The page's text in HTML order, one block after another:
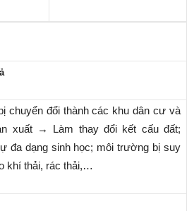
chuyển đổi thành các khu dân cư và
xuất → Làm thay đổi kết cấu đất;
đa dạng sinh học; môi trường bị suy
khí thải, rác thải,…